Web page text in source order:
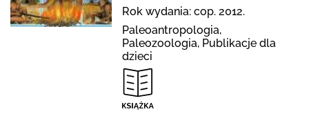
Rok wydania: cop. 2012.
Paleoantropologia,
Paleozoologia, Publikacje dla
dzieci